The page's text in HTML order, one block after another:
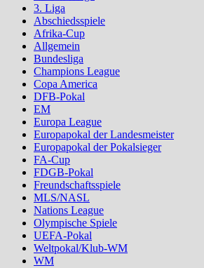
3. Liga
Abschiedsspiele
Afrika-Cup
Allgemein
Bundesliga
Champions League
Copa America
DFB-Pokal
EM
Europa League
Europapokal der Landesmeister
Europapokal der Pokalsieger
FA-Cup
FDGB-Pokal
Freundschaftsspiele
MLS/NASL
Nations League
Olympische Spiele
UEFA-Pokal
Weltpokal/Klub-WM
WM